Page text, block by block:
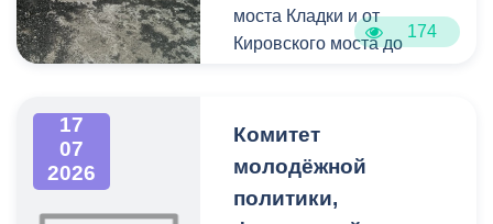
моста Кладки и от
Кировского моста до
благоустройству.
Просим жителей и гостей
города не заходить на
174
17
07
2026
Комитет
молодёжной
политики,